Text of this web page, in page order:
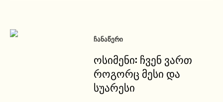
ᲩᲐᲜᲐᲬᲔᲠᲘ
ოსიმენი: ჩვენ ვართ
როგორც მესი და
სუარესი